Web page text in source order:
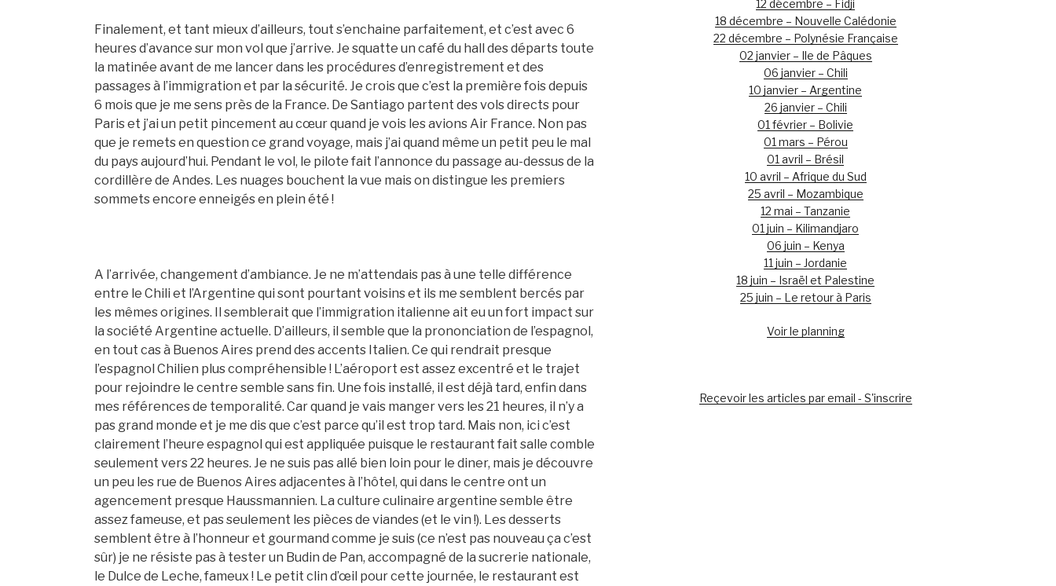
Finalement, et tant mieux d’ailleurs, tout s’enchaine parfaitement, et c’est avec 6
heures d’avance sur mon vol que j’arrive. Je squatte un café du hall des départs toute
la matinée avant de me lancer dans les procédures d’enregistrement et des
passages à l’immigration et par la sécurité. Je crois que c’est la première fois depuis
6 mois que je me sens près de la France. De Santiago partent des vols directs pour
Paris et j’ai un petit pincement au cœur quand je vois les avions Air France. Non pas
que je remets en question ce grand voyage, mais j’ai quand même un petit peu le mal
du pays aujourd’hui. Pendant le vol, le pilote fait l’annonce du passage au-dessus de la
cordillère de Andes. Les nuages bouchent la vue mais on distingue les premiers
sommets encore enneigés en plein été !
A l’arrivée, changement d’ambiance. Je ne m’attendais pas à une telle différence
entre le Chili et l’Argentine qui sont pourtant voisins et ils me semblent bercés par
les mêmes origines. Il semblerait que l’immigration italienne ait eu un fort impact sur
la société Argentine actuelle. D’ailleurs, il semble que la prononciation de l’espagnol,
en tout cas à Buenos Aires prend des accents Italien. Ce qui rendrait presque
l’espagnol Chilien plus compréhensible ! L’aéroport est assez excentré et le trajet
pour rejoindre le centre semble sans fin. Une fois installé, il est déjà tard, enfin dans
mes références de temporalité. Car quand je vais manger vers les 21 heures, il n’y a
pas grand monde et je me dis que c’est parce qu’il est trop tard. Mais non, ici c’est
clairement l’heure espagnol qui est appliquée puisque le restaurant fait salle comble
seulement vers 22 heures. Je ne suis pas allé bien loin pour le diner, mais je découvre
un peu les rue de Buenos Aires adjacentes à l’hôtel, qui dans le centre ont un
agencement presque Haussmannien. La culture culinaire argentine semble être
assez fameuse, et pas seulement les pièces de viandes (et le vin !). Les desserts
semblent être à l’honneur et gourmand comme je suis (ce n’est pas nouveau ça c’est
sûr) je ne résiste pas à tester un Budin de Pan, accompagné de la sucrerie nationale,
le Dulce de Leche, fameux ! Le petit clin d’œil pour cette journée, le restaurant est
12 décembre – Fidji
18 décembre – Nouvelle Calédonie
22 décembre – Polynésie Française
02 janvier – Ile de Pâques
06 janvier – Chili
10 janvier – Argentine
26 janvier – Chili
01 février – Bolivie
01 mars – Pérou
01 avril – Brésil
10 avril – Afrique du Sud
25 avril – Mozambique
12 mai – Tanzanie
01 juin – Kilimandjaro
06 juin – Kenya
11 juin – Jordanie
18 juin – Israël et Palestine
25 juin – Le retour à Paris
Voir le planning
Reçevoir les articles par email - S'inscrire